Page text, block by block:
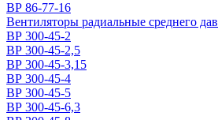
ВР 86-77-16
Вентиляторы радиальные среднего
ВР 300-45-2
ВР 300-45-2,5
ВР 300-45-3,15
ВР 300-45-4
ВР 300-45-5
ВР 300-45-6,3